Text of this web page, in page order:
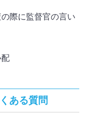
際に監督官の言い
ある質問